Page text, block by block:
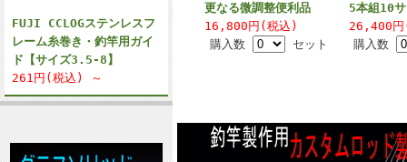
FUJI CCLOGステンレスフ
レーム糸巻き・釣竿用ガイ
ド【サイズ3.5-8】
261円(税込) ～
更なる微調整便利品
16,800円(税込)
購入数
セット
5本組10
26,400
購入数